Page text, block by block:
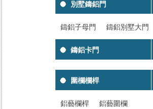
別墅鑄鋁門
鑄鋁子母門 鑄鋁別墅大門
鑄鋁卡門
圍欄欄桿
鋁藝欄桿 鋁藝圍欄